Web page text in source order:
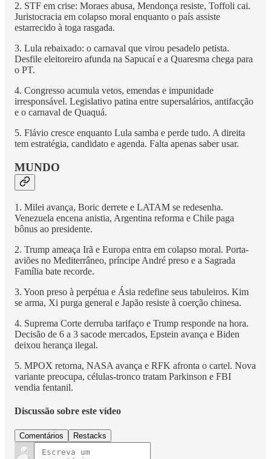
2. STF em crise: Moraes abusa, Mendonça resiste, Toffoli cai.
Juristocracia em colapso moral enquanto o país assiste
estarrecido à toga rasgada.
3. Lula rebaixado: o carnaval que virou pesadelo petista.
Desfile eleitoreiro afunda na Sapucaí e a Quaresma chega para
o PT.
4. Congresso acumula vetos, emendas e impunidade
irresponsável. Legislativo patina entre supersalários, antifacção
e o carnaval de Quaquá.
5. Flávio cresce enquanto Lula samba e perde tudo. A direita
tem estratégia, candidato e agenda. Falta apenas saber usar.
MUNDO
1. Milei avança, Boric derrete e LATAM se redesenha.
Venezuela encena anistia, Argentina reforma e Chile paga
bônus ao presidente.
2. Trump ameaça Irã e Europa entra em colapso moral. Porta-
aviões no Mediterrâneo, príncipe André preso e a Sagrada
Família bate recorde.
3. Yoon preso à perpétua e Ásia redefine seus tabuleiros. Kim
se arma, Xi purga general e Japão resiste à coerção chinesa.
4. Suprema Corte derruba tarifaço e Trump responde na hora.
Decisão de 6 a 3 sacode mercados, Epstein avança e Biden
deixou herança ilegal.
5. MPOX retorna, NASA avança e RFK afronta o cartel. Nova
variante preocupa, células-tronco tratam Parkinson e FBI
vendia fentanil.
Discussão sobre este vídeo
Comentários Restacks